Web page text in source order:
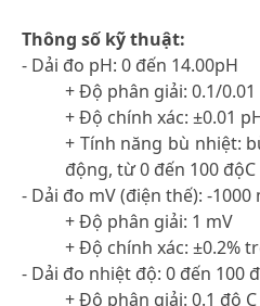
Thông số kỹ thuật:
- Dải đo pH: 0 đến 14.00pH
+ Độ phân giải: 0.1/0.01
+ Độ chính xác: ±0.01
+ Tính năng bù nhiệt:
động, từ 0 đến 100 độC
- Dải đo mV (điện thế): -1000
+ Độ phân giải: 1 mV
+ Độ chính xác: ±0.2%
- Dải đo nhiệt độ: 0 đến 100
+ Độ phân giải: 0.1 độ C